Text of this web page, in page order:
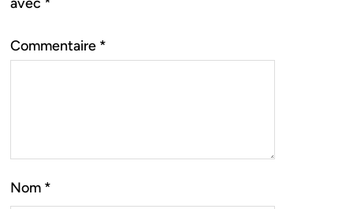
avec *
Commentaire *
Nom *